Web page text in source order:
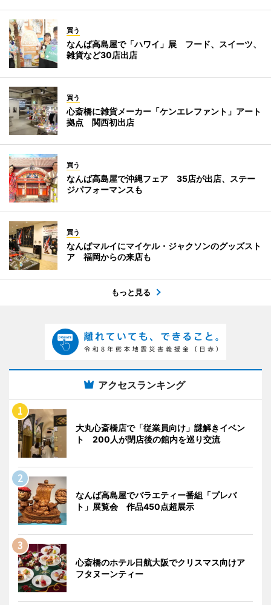
買う
なんば高島屋で「ハワイ」展 フード、スイーツ、
雑貨など30店出店
買う
心斎橋に雑貨メーカー「ケンエレファント」アート
拠点 関西初出店
買う
なんば高島屋で沖縄フェア 35店が出店、ステー
ジパフォーマンスも
買う
なんばマルイにマイケル・ジャクソンのグッズスト
ア 福岡からの来店も
もっと見る
アクセスランキング
大丸心斎橋店で「従業員向け」謎解きイベン
ト 200人が閉店後の館内を巡り交流
なんば高島屋でバラエティー番組「プレバ
ト」展覧会 作品450点超展示
心斎橋のホテル日航大阪でクリスマス向けア
フタヌーンティー